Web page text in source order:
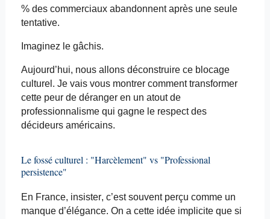
% des commerciaux abandonnent après une seule
tentative.
Imaginez le gâchis.
Aujourd’hui, nous allons déconstruire ce blocage
culturel. Je vais vous montrer comment transformer
cette peur de déranger en un atout de
professionnalisme qui gagne le respect des
décideurs américains.
Le fossé culturel : "Harcèlement" vs "Professional
persistence"
En France, insister, c’est souvent perçu comme un
manque d’élégance. On a cette idée implicite que si